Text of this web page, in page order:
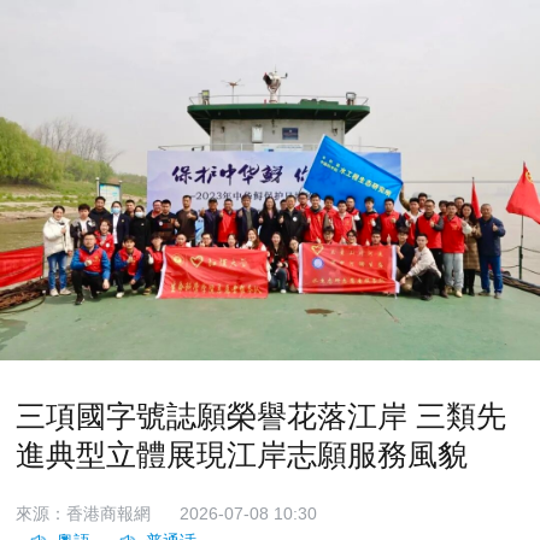
三項國字號誌願榮譽花落江岸 三類先
進典型立體展現江岸志願服務風貌
來源：香港商報網 2026-07-08 10:30